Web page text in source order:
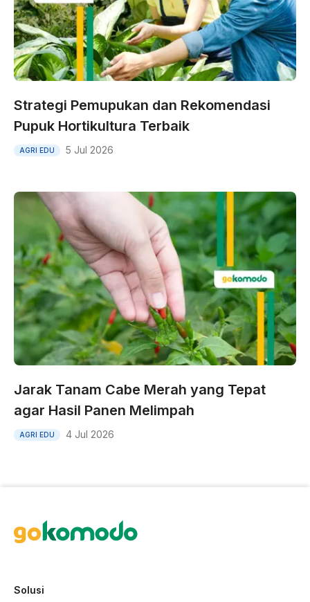
Strategi Pemupukan dan Rekomendasi
Pupuk Hortikultura Terbaik
AGRI EDU 5 Jul 2026
Jarak Tanam Cabe Merah yang Tepat
agar Hasil Panen Melimpah
AGRI EDU 4 Jul 2026
Solusi